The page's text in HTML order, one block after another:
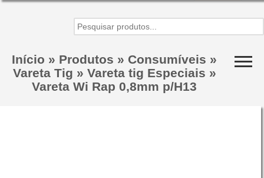
Início » Produtos » Consumíveis »
Vareta Tig » Vareta tig Especiais »
Vareta Wi Rap 0,8mm p/H13